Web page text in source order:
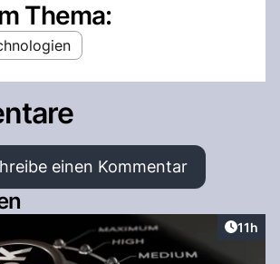
Thema:
einen Kommentar
11h